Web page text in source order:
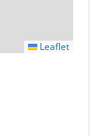
Leaflet